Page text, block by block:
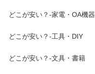
どこが安い？-家電・OA機器
どこが安い？-工具・DIY
どこが安い？-文具・書籍